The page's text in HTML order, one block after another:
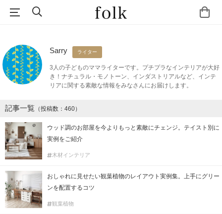
Sarry ライター
3人の子どものママライターです。プチプラなインテリアが大好
き！ナチュラル・モノトーン、インダストリアルなど、インテ
リアに関する素敵な情報をみなさんにお届けします。
記事一覧 （投稿数：460）
ウッド調のお部屋を今よりもっと素敵にチェンジ。テイスト別に
実例をご紹介
木材インテリア
おしゃれに見せたい観葉植物のレイアウト実例集。上手にグリー
ンを配置するコツ
観葉植物